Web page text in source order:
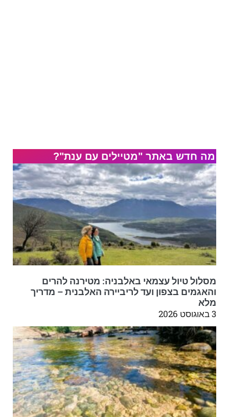
מה חדש באתר "מטיילים עם ענת"?
מסלול טיול עצמאי באלבניה: מטירנה להרים
והאגמים בצפון ועד לריביירה האלבנית – מדריך
מלא
3 באוגוסט 2026